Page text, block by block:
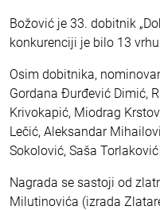
Božović je 33. dobitnik
konkurenciji je bilo 13
Osim dobitnika,
Gordana Đurđević Dimić,
Krivokapić, Miodrag
Lečić, Aleksandar
Sokolović, Saša
Nagrada se sastoji od
Milutinovića (izrada